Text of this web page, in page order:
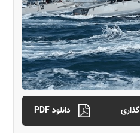
دانلود PDF